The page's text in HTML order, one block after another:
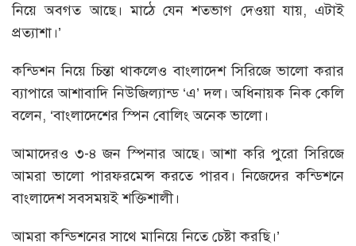
নিয়ে অবগত আছে। মাঠে যেন শতভাগ দেওয়া যায়, এটাই
প্রত্যাশা।’
কন্ডিশন নিয়ে চিন্তা থাকলেও বাংলাদেশ সিরিজে ভালো করার
ব্যাপারে আশাবাদি নিউজিল্যান্ড ‘এ’ দল। অধিনায়ক নিক কেলি
বলেন, ‘বাংলাদেশের স্পিন বোলিং অনেক ভালো।
আমাদেরও ৩-৪ জন স্পিনার আছে। আশা করি পুরো সিরিজে
আমরা ভালো পারফরমেন্স করতে পারব। নিজেদের কন্ডিশনে
বাংলাদেশ সবসময়ই শক্তিশালী।
আমরা কন্ডিশনের সাথে মানিয়ে নিতে চেষ্টা করছি।’